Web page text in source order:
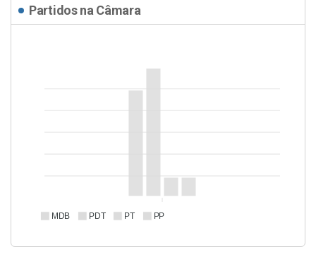
Partidos na Câmara
MDB PDT PT PP